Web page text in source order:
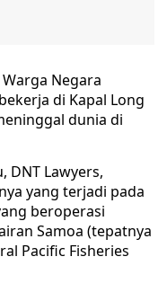
Warga Negara
di Kapal Long
dunia di
DNT Lawyers,
yang terjadi pada
beroperasi
Samoa (tepatnya
Pacific Fisheries